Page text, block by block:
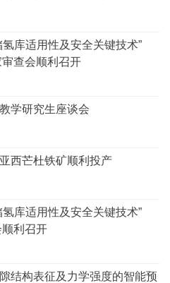
库适用性及安全关键技术”
查会顺利召开
学研究生座谈会
西芒杜铁矿顺利投产
库适用性及安全关键技术”
利召开
结构表征及力学强度的智能预